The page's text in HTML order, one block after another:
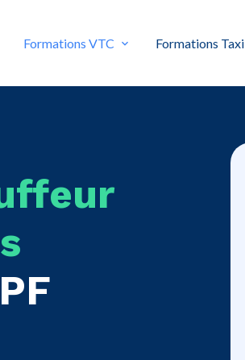
Formations VTC Formations Taxi